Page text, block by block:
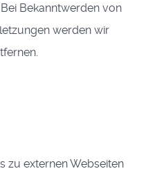
Bekanntwerden von
werden wir
zu externen Webseiten